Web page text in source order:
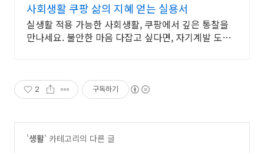
사회생활 쿠팡 삶의 지혜 얻는 실용서
실생활 적용 가능한 사회생활, 쿠팡에서 깊은 통찰을
만나세요. 불안한 마음 다잡고 싶다면, 자기계발 도서,
2 구독하기
'생활' 카테고리의 다른 글